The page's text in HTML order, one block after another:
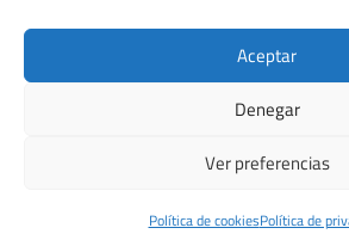
Aceptar
Denegar
Ver preferencias
Política de cookiesPolítica de